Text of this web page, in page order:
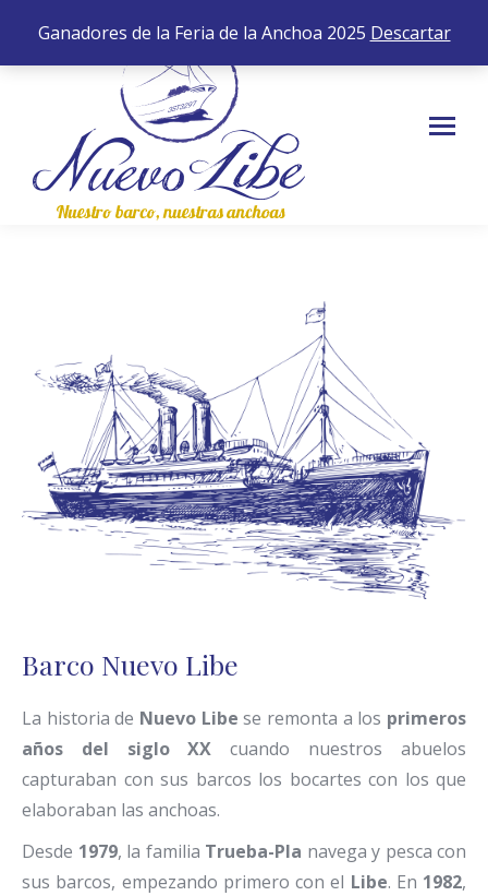
Barco Nuevo Libe
La historia de Nuevo Libe se remonta a los primeros
años del siglo XX cuando nuestros abuelos
capturaban con sus barcos los bocartes con los que
elaboraban las anchoas.
Desde 1979, la familia Trueba-Pla navega y pesca con
sus barcos, empezando primero con el Libe. En 1982,
Ganadores de la Feria de la Anchoa 2025 Descartar